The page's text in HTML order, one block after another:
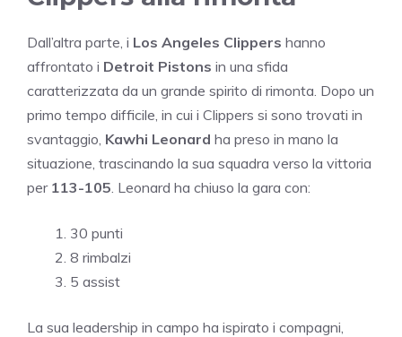
Dall’altra parte, i Los Angeles Clippers hanno
affrontato i Detroit Pistons in una sfida
caratterizzata da un grande spirito di rimonta. Dopo un
primo tempo difficile, in cui i Clippers si sono trovati in
svantaggio, Kawhi Leonard ha preso in mano la
situazione, trascinando la sua squadra verso la vittoria
per 113-105 . Leonard ha chiuso la gara con:
30 punti
8 rimbalzi
5 assist
La sua leadership in campo ha ispirato i compagni,